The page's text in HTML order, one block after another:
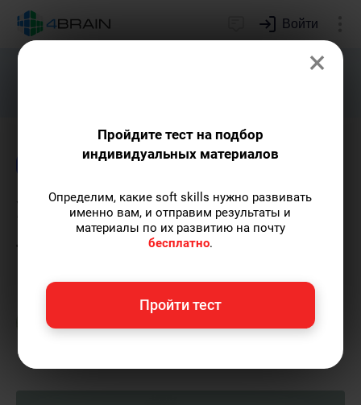
Войти
Подарим индивидуальный план
Психология
Уроки мудрости от
Ларошфуко
Игорь Болтовнин
— автор статей и уроков.
Пишу статьи по теме «Психология»
только, а также рекомендую курс
×
Пройдите тест на подбор
индивидуальных материалов
Определим, какие soft skills нужно развивать
именно вам, и отправим результаты и
материалы по их развитию на почту
бесплатно.
Пройти тест